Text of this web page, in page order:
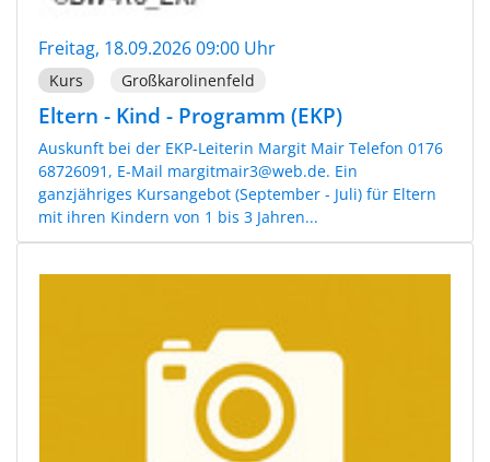
Freitag, 18.09.2026 09:00 Uhr
Kurs Großkarolinenfeld
Eltern - Kind - Programm (EKP)
Auskunft bei der EKP-Leiterin Margit Mair Telefon 0176
68726091, E-Mail margitmair3@web.de. Ein
ganzjähriges Kursangebot (September - Juli) für Eltern
mit ihren Kindern von 1 bis 3 Jahren...